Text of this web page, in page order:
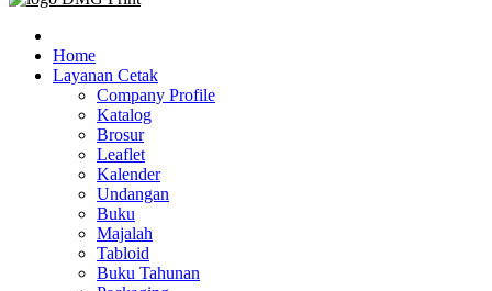
Jasa Cetak Online DMG Printing
Home
Layanan Cetak
Company Profile
Katalog
Brosur
Leaflet
Kalender
Undangan
Buku
Majalah
Tabloid
Buku Tahunan